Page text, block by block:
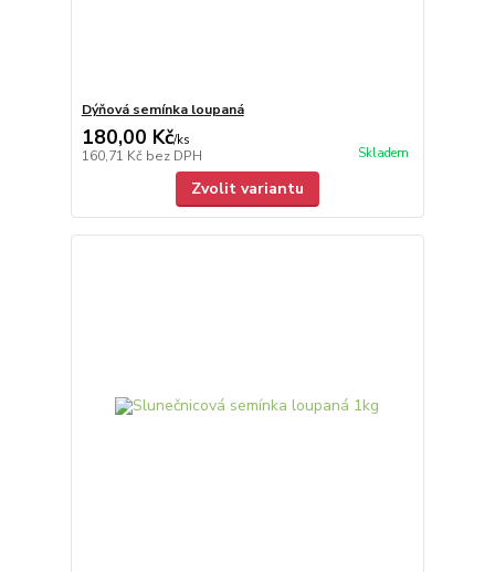
Dýňová semínka loupaná
180,00 Kč/ks
160,71 Kč bez DPH Skladem
Zvolit variantu